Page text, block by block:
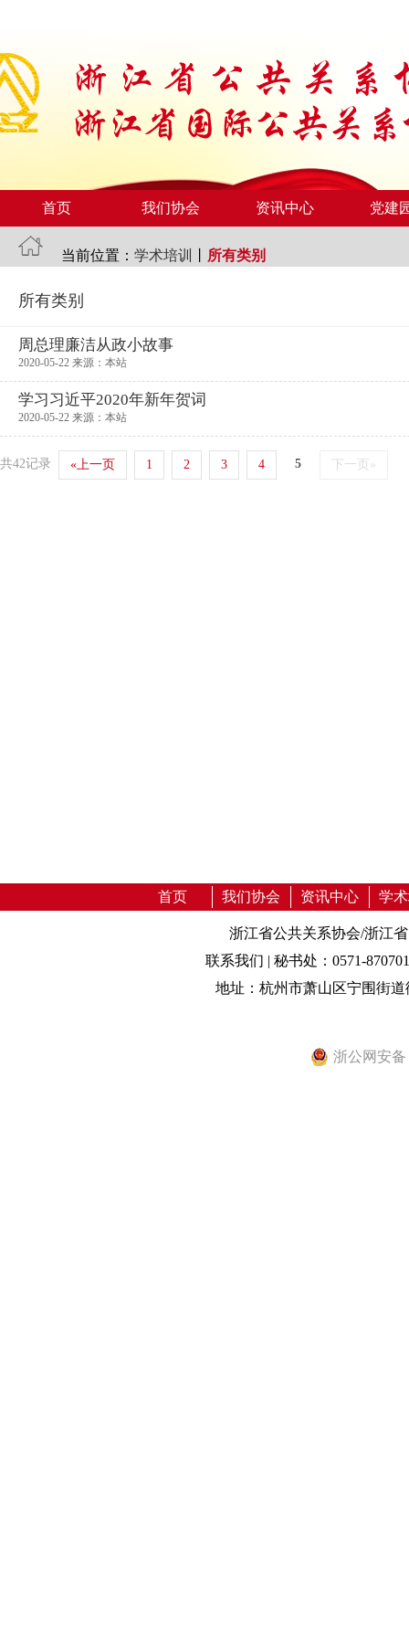
首页 我们协会 资讯中心 党建
当前位置： 学术培训 所有类别
所有类别
周总理廉洁从政小故事
2020-05-22 来源：本站
学习习近平2020年新年贺词
2020-05-22 来源：本站
共42记录 «上一页 1 2 3 4 5 下一页»
首页 我们协会 资讯中心 学
浙江省公共关系协会/浙江
联系我们 | 秘书处：0571-
地址：杭州市萧山区宁围街
浙公网安备